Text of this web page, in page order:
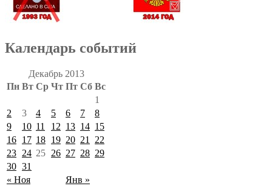
Календарь событий
Декабрь 2013
Пн Вт Ср Чт Пт Сб Вс
« Ноя Янв »
1
2
3 4 5 6 7
8
9
10 11 12 13 14 15
16 17 18 19 20 21
22
23 24 25 26 27 28 29
30 31